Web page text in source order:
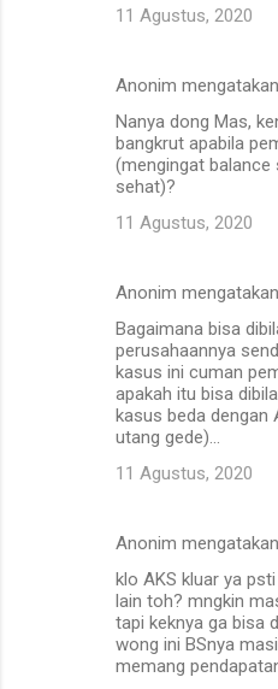
11 Agustus, 2020
Anonim mengatakan…
Nanya dong Mas,
bangkrut apabila
(mengingat balance
sehat)?
11 Agustus, 2020
Anonim mengatakan…
Bagaimana bisa
perusahaannya
kasus ini cuman
apakah itu bisa
kasus beda dengan
utang gede)...
11 Agustus, 2020
Anonim mengatakan…
klo AKS kluar ya
lain toh? mngkin
tapi keknya ga bisa
wong ini BSnya
memang